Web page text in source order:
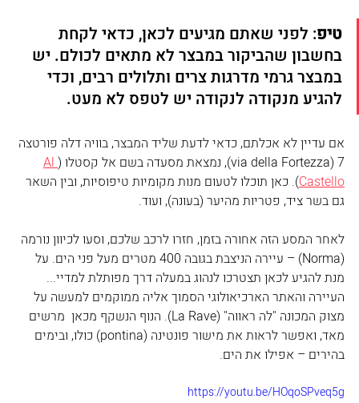
טיפ: לפני שאתם מגיעים לכאן, כדאי לקחת
בחשבון שהביקור במבצר לא מתאים לכולם. יש
במבצר גרמי מדרגות צרים ותלולים רבים, וכדי
להגיע מנקודה לנקודה יש לטפס לא מעט.
אם עדיין לא אכלתם, כדאי לדעת שליד המבצר, בוויה דלה פורטצה
7 (via della Fortezza), נמצאת מסעדה בשם אל קסטלו (
Al
Castello). כאן תוכלו לטעום מנות מקומיות טיפוסיות, ובין השאר
גם בשר ציד, פטריות מהיער (בעונה), ועוד.
לאחר המסע הזה אחורה בזמן, חזרו לרכב שלכם, וסעו לכיוון נורמה
(Norma) – עיירה הניצבת בגובה 400 מטרים מעל פני הים. על
מנת להגיע לכאן תצטרכו לנהוג במעלה דרך מפותלת למדיי...
העיירה והאתר הארכיאולוגי הסמוך אליה ממוקמים למעשה על
מצוק המכונה "לה ראווה" (La Rave). הנוף הנשקף מכאן  מרשים
מאד, ואפשר לראות את מישור פונטינה (pontina) כולו, ובימים
בהירים – אפילו את הים.
https://youtu.be/HOqoSPveq5g